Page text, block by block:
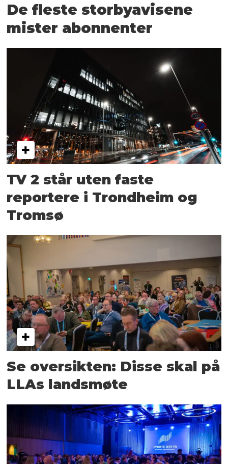
De fleste storbyavisene
mister abonnenter
TV 2 står uten faste
reportere i Trondheim og
Tromsø
Se oversikten: Disse skal på
LLAs landsmøte